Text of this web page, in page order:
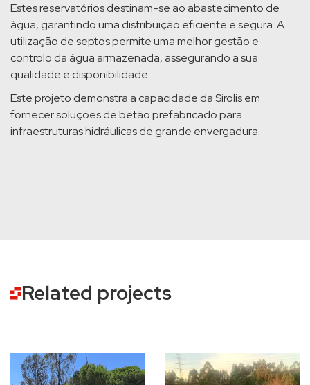
Estes reservatórios destinam-se ao abastecimento de
água, garantindo uma distribuição eficiente e segura. A
utilização de septos permite uma melhor gestão e
controlo da água armazenada, assegurando a sua
qualidade e disponibilidade.
Este projeto demonstra a capacidade da Sirolis em
fornecer soluções de betão prefabricado para
infraestruturas hidráulicas de grande envergadura.
Related projects